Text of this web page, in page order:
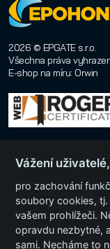
2026 © EPGATE s.r.o.
Všechna práva
E-shop na míru: Orwin
Menu
Vážení
pro zachování
soubory cookies,
vašem prohlížeči.
opravdu nezbytné,
sami. Necháme to